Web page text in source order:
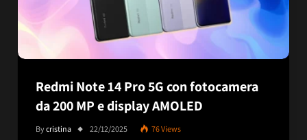
Redmi Note 14 Pro 5G con fotocamera
da 200 MP e display AMOLED
Bycristina 22/12/2025 76Views